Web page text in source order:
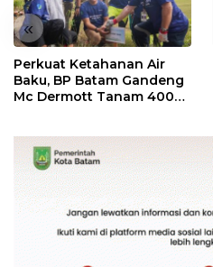
«
Perkuat Ketahanan Air
Baku, BP Batam Gandeng
Mc Dermott Tanam 400